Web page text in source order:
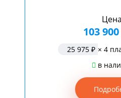
103
25 975 ₽ × 4
в